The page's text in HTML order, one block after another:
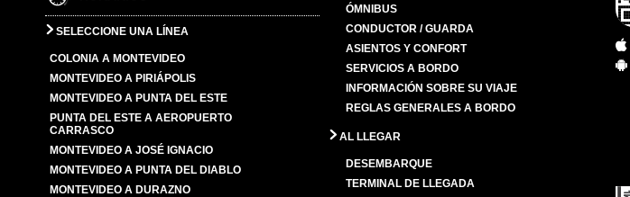
SELECCIONE UNA LÍNEA
COLONIA A MONTEVIDEO
MONTEVIDEO A PIRIÁPOLIS
MONTEVIDEO A PUNTA DEL ESTE
PUNTA DEL ESTE A AEROPUERTO
CARRASCO
MONTEVIDEO A JOSÉ IGNACIO
MONTEVIDEO A PUNTA DEL DIABLO
MONTEVIDEO A DURAZNO
ÓMNIBUS
CONDUCTOR / GUARDA
ASIENTOS Y CONFORT
SERVICIOS A BORDO
INFORMACIÓN SOBRE SU VIAJE
REGLAS GENERALES A BORDO
AL LLEGAR
DESEMBARQUE
TERMINAL DE LLEGADA